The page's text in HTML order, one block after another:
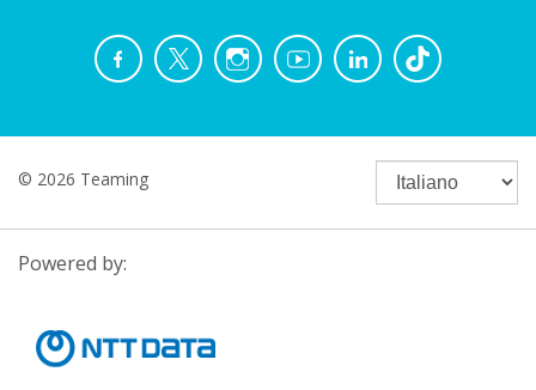
© 2026 Teaming
Powered by: